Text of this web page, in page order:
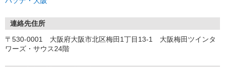
▼ご案内可能な方に弊社からマイページ作成（プロフィール入力）
▼面談 ※WEB、来社を選択可能です
▼お仕事紹介
▼お仕事開始
連絡先住所
〒530-0001 大阪府大阪市北区梅田1丁目13-1 大阪梅田ツインタ
ワーズ・サウス24階